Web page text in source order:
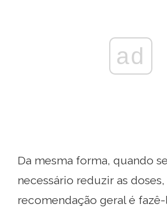
ad
Da mesma forma, quando
necessário reduzir as doses,
recomendação geral é